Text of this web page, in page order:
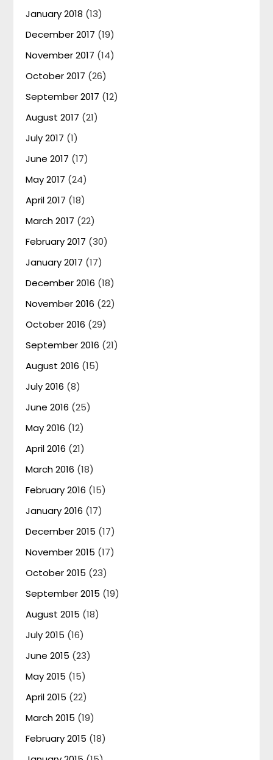
January 2018 (13)
December 2017 (19)
November 2017 (14)
October 2017 (26)
September 2017 (12)
August 2017 (21)
July 2017 (1)
June 2017 (17)
May 2017 (24)
April 2017 (18)
March 2017 (22)
February 2017 (30)
January 2017 (17)
December 2016 (18)
November 2016 (22)
October 2016 (29)
September 2016 (21)
August 2016 (15)
July 2016 (8)
June 2016 (25)
May 2016 (12)
April 2016 (21)
March 2016 (18)
February 2016 (15)
January 2016 (17)
December 2015 (17)
November 2015 (17)
October 2015 (23)
September 2015 (19)
August 2015 (18)
July 2015 (16)
June 2015 (23)
May 2015 (15)
April 2015 (22)
March 2015 (19)
February 2015 (18)